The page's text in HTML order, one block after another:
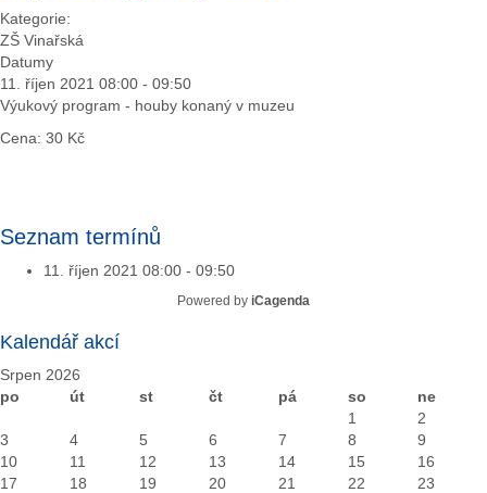
Kategorie:
ZŠ Vinařská
Datumy
11. říjen 2021 08:00 - 09:50
Výukový program - houby konaný v muzeu
Cena: 30 Kč
Seznam termínů
11. říjen 2021 08:00 - 09:50
Powered by iCagenda
Kalendář akcí
Srpen 2026
po
út st čt pá so
ne
1
2
3
4 5 6 7 8
9
10
11 12 13 14 15
16
17
18 19 20 21 22
23